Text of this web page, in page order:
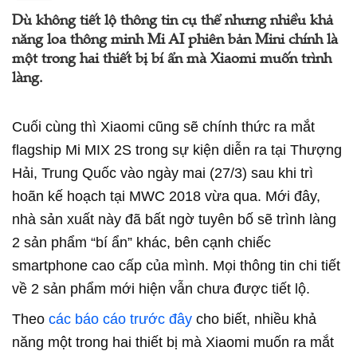
Dù không tiết lộ thông tin cụ thể nhưng nhiều khả
năng loa thông minh Mi AI phiên bản Mini chính là
một trong hai thiết bị bí ẩn mà Xiaomi muốn trình
làng.
Cuối cùng thì Xiaomi cũng sẽ chính thức ra mắt
flagship Mi MIX 2S trong sự kiện diễn ra tại Thượng
Hải, Trung Quốc vào ngày mai (27/3) sau khi trì
hoãn kế hoạch tại MWC 2018 vừa qua. Mới đây,
nhà sản xuất này đã bất ngờ tuyên bố sẽ trình làng
2 sản phẩm “bí ẩn” khác, bên cạnh chiếc
smartphone cao cấp của mình. Mọi thông tin chi tiết
về 2 sản phẩm mới hiện vẫn chưa được tiết lộ.
Theo các báo cáo trước đây cho biết, nhiều khả
năng một trong hai thiết bị mà Xiaomi muốn ra mắt